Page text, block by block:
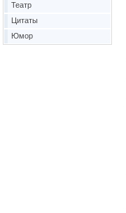
Театр
Цитаты
Юмор